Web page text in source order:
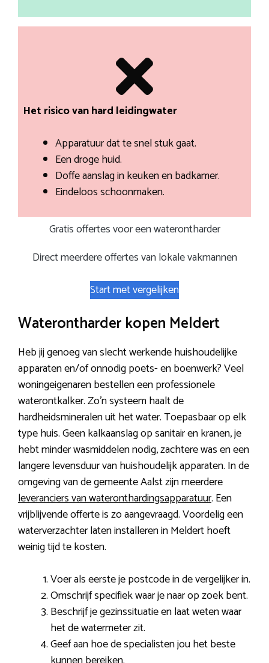
Het risico van hard leidingwater
Apparatuur dat te snel stuk gaat.
Een droge huid.
Doffe aanslag in keuken en badkamer.
Eindeloos schoonmaken.
Gratis offertes voor een waterontharder
Direct meerdere offertes van lokale vakmannen
Start met vergelijken
Waterontharder kopen Meldert
Heb jij genoeg van slecht werkende huishoudelijke
apparaten en/of onnodig poets- en boenwerk? Veel
woningeigenaren bestellen een professionele
waterontkalker. Zo’n systeem haalt de
hardheidsmineralen uit het water. Toepasbaar op elk
type huis. Geen kalkaanslag op sanitair en kranen, je
hebt minder wasmiddelen nodig, zachtere was en een
langere levensduur van huishoudelijk apparaten. In de
omgeving van de gemeente Aalst zijn meerdere
leveranciers van wateronthardingsapparatuur. Een
vrijblijvende offerte is zo aangevraagd. Voordelig een
waterverzachter laten installeren in Meldert hoeft
weinig tijd te kosten.
Voer als eerste je postcode in de vergelijker in.
Omschrijf specifiek waar je naar op zoek bent.
Beschrijf je gezinssituatie en laat weten waar
het de watermeter zit.
Geef aan hoe de specialisten jou het beste